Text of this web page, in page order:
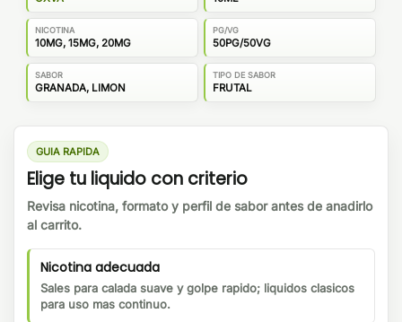
NICOTINA
10MG, 15MG, 20MG
PG/VG
50PG/50VG
SABOR
GRANADA, LIMON
TIPO DE SABOR
FRUTAL
GUIA RAPIDA
Elige tu liquido con criterio
Revisa nicotina, formato y perfil de sabor antes de anadirlo
al carrito.
Nicotina adecuada
Sales para calada suave y golpe rapido; liquidos clasicos
para uso mas continuo.